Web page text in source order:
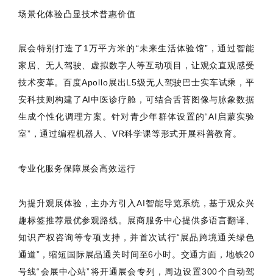
场景化体验凸显技术普惠价值
展会特别打造了1万平方米的“未来生活体验馆”，通过智能
家居、无人驾驶、虚拟数字人等互动项目，让观众直观感受
技术变革。百度Apollo展出L5级无人驾驶巴士实车试乘，平
安科技则构建了AI中医诊疗舱，可结合舌苔图像与脉象数据
生成个性化调理方案。针对青少年群体设置的“AI启蒙实验
室”，通过编程机器人、VR科学课等形式开展科普教育。
专业化服务保障展会高效运行
为提升观展体验，主办方引入AI智能导览系统，基于观众兴
趣标签推荐最优参观路线。展商服务中心提供多语言翻译、
知识产权咨询等专项支持，并首次试行“展品跨境通关绿色
通道”，缩短国际展品通关时间至6小时。交通方面，地铁20
号线“会展中心站”将开通展会专列，周边设置300个自动驾